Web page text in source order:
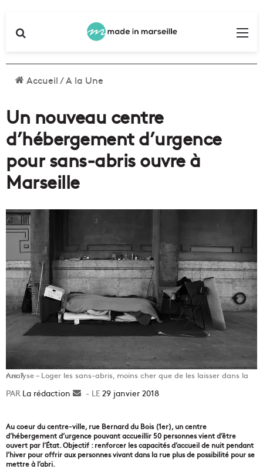
Accueil/A la Une
Un nouveau centre
d’hébergement d’urgence
pour sans-abris ouvre à
Marseille
Analyse – Loger les sans-abris, moins cher que de les laisser dans la rue ?
La rédaction
Envoyer29 janvier 2018
Au coeur du centre-ville, rue Bernard du Bois (1er), un centre
d’hébergement d’urgence pouvant accueillir 50 personnes vient d’être
ouvert par l’État. Objectif : renforcer les capacités d’accueil de nuit pendant
l’hiver pour offrir aux personnes vivant dans la rue plus de possibilité pour se
mettre à l’abri.